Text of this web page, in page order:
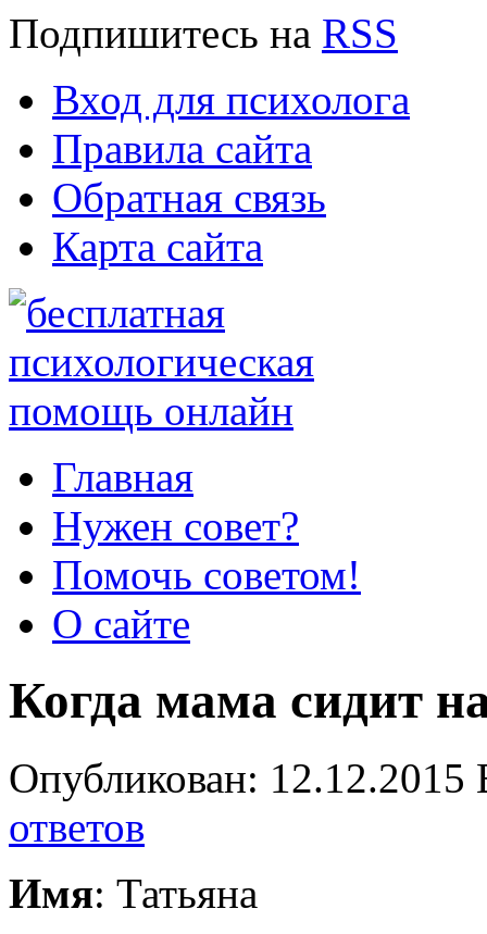
Подпишитесь на RSS
Вход для психолога
Правила сайта
Обратная связь
Карта сайта
Главная
Нужен совет?
Помочь советом!
О сайте
Когда мама сидит
Опубликован:
ответов
Имя: Татьяна